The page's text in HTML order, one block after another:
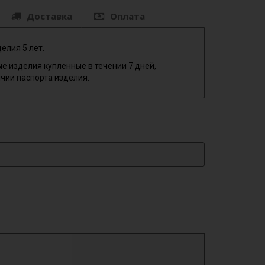
Доставка Оплата
5 лет.
изделия купленные в течении 7 дней,
паспорта изделия.